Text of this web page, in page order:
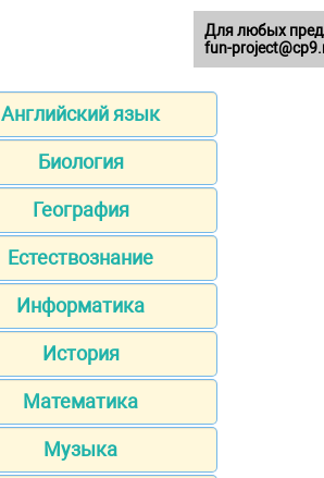
Английский язык
Биология
География
Естествознание
Информатика
История
Математика
Музыка
Для любых
fun-